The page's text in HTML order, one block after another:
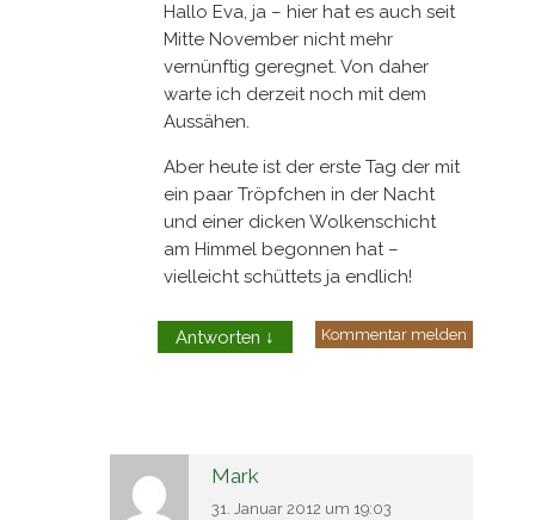
Hallo Eva, ja – hier hat es auch seit
Mitte November nicht mehr
vernünftig geregnet. Von daher
warte ich derzeit noch mit dem
Aussähen.
Aber heute ist der erste Tag der mit
ein paar Tröpfchen in der Nacht
und einer dicken Wolkenschicht
am Himmel begonnen hat –
vielleicht schüttets ja endlich!
Antworten ↓ Kommentar melden
Mark
31. Januar 2012 um 19:03